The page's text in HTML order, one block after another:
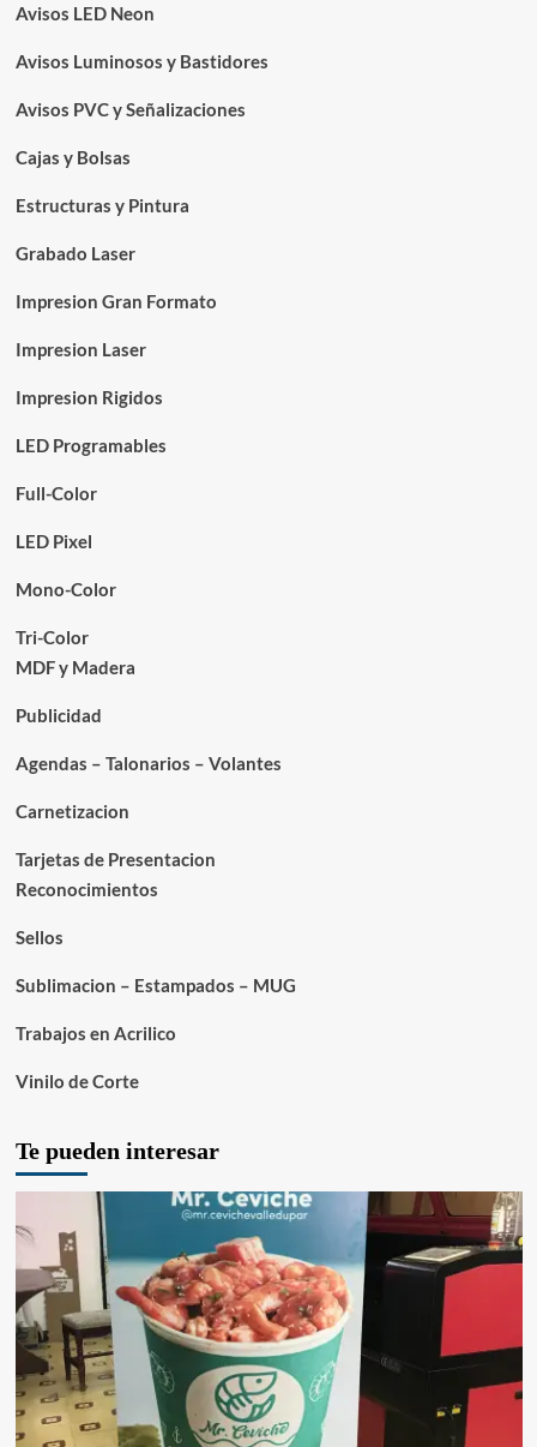
Avisos LED Neon
Avisos Luminosos y Bastidores
Avisos PVC y Señalizaciones
Cajas y Bolsas
Estructuras y Pintura
Grabado Laser
Impresion Gran Formato
Impresion Laser
Impresion Rigidos
LED Programables
Full-Color
LED Pixel
Mono-Color
Tri-Color
MDF y Madera
Publicidad
Agendas – Talonarios – Volantes
Carnetizacion
Tarjetas de Presentacion
Reconocimientos
Sellos
Sublimacion – Estampados – MUG
Trabajos en Acrilico
Vinilo de Corte
Te pueden interesar